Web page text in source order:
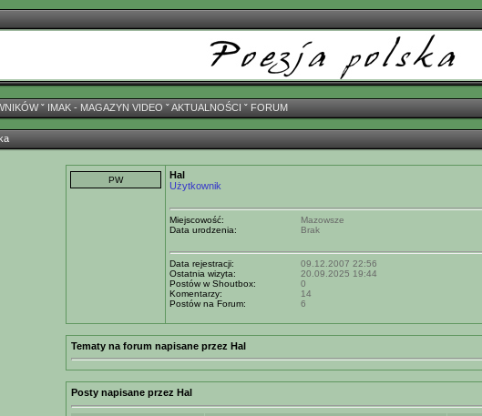
ˇ IMAK - MAGAZYN VIDEO ˇAKTUALNOŚCI ˇ FORUM
Hal
Użytkownik
Miejscowość:
Mazowsze
Data urodzenia:
Brak
Data rejestracji:
09.12.2007 22:56
Ostatnia wizyta:
20.09.2025 19:44
Postów w Shoutbox:
0
Komentarzy:
14
Postów na Forum:
6
Tematy na forum napisane przez Hal
Posty napisane przez Hal